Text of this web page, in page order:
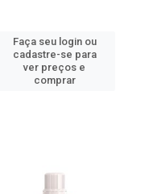
Faça seu login ou
cadastre-se para
ver preços e
comprar